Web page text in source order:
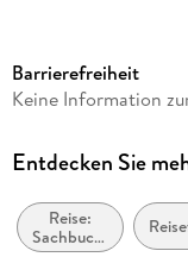
Reihe
Autor/Autorin
Verlag/Hersteller
Emons Verlag
Barrierefreiheit
Keine Information
Entdecken Sie
Reise:
Sachbuch,